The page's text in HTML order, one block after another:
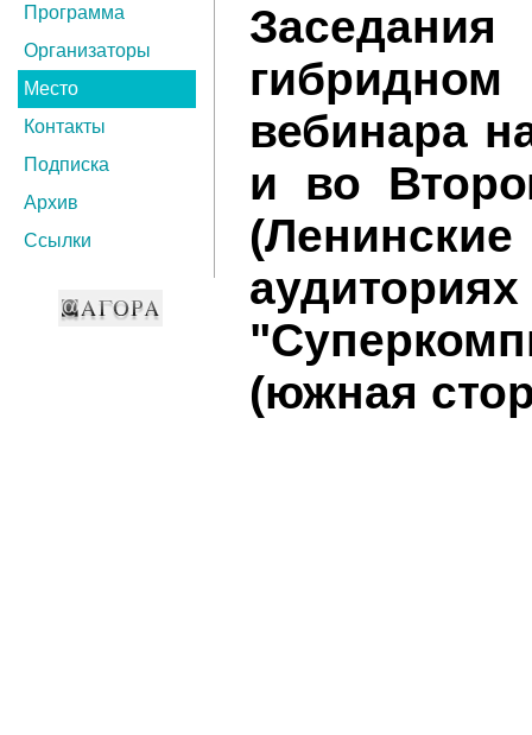
Программа
Организаторы
Место
Контакты
Подписка
Архив
Ссылки
вебинара
и во
(южная